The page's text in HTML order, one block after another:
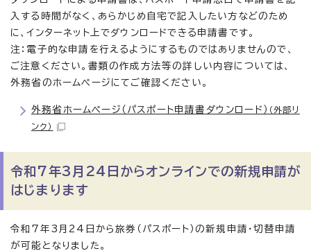
入する時間がなく、あらかじめ自宅で記入したい方などのため
に、インターネット上でダウンロードできる申請書です。
注：電子的な申請を行えるようにするものではありませんので、
ご注意ください。書類の作成方法等の詳しい内容については、
外務省のホームページにてご確認ください。
外務省ホームページ（パスポート申請書ダウンロード） （外部リ
ンク）
令和7年3月24日からオンラインでの新規申請が
はじまります
令和7年3月24日から旅券（パスポート）の新規申請・切替申請
が可能となりました。